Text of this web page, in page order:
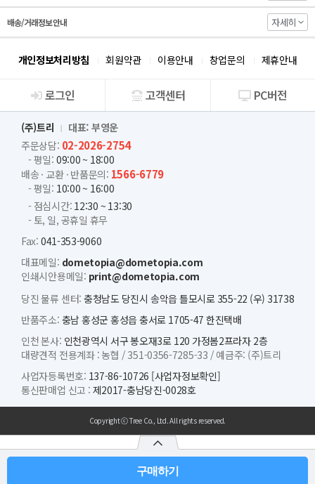
배송/거래정보 안내 자세히
개인정보처리방침 회원약관 이용안내 창업문의 제휴안내
회사소개
로그인 고객센터 PC버전
(주)트리
대표: 부영운
주문상담: 02-2026-2754
- 평일: 09:00 ~ 18:00
배송 · 교환 · 반품문의: 1566-6779
- 평일: 10:00 ~ 16:00
- 점심시간: 12:30 ~ 13:30
- 토, 일, 공휴일 휴무
Fax: 041-353-9060
대표메일: dometopia@dometopia.com
인쇄시안용메일: print@dometopia.com
당진 물류 센터: 충청남도 당진시 송악읍 틀모시로 355-22 (우) 31738
반품주소: 충남 홍성군 홍성읍 충서로 1705-47 한진택배
인천 본사: 인천광역시 서구 봉오재3로 120 가정봄2프라자 2층
대량견적 전용계좌 :농협 / 351-0356-7285-33 / 예금주: (주)트리
사업자등록번호: 137-86-10726 [사업자정보확인]
통신판매업 신고 : 제2017-충남당진-0028호
Copyright ⓒ Tree Co., Ltd. All rights reserved.